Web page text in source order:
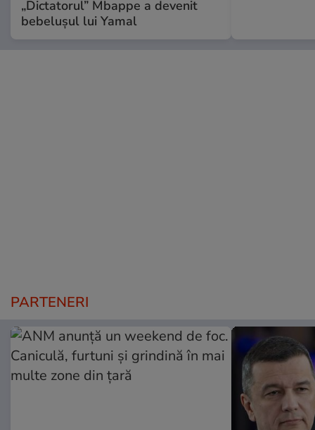
„Dictatorul” Mbappe a devenit
bebelușul lui Yamal
PARTENERI